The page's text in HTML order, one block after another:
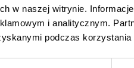
w naszej witrynie.
i analitycznym.
podczas korzystania